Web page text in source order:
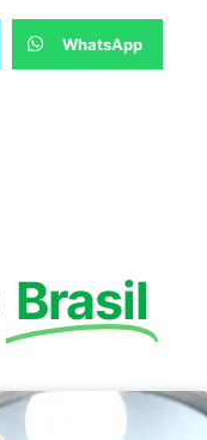
WhatsApp
Brasil